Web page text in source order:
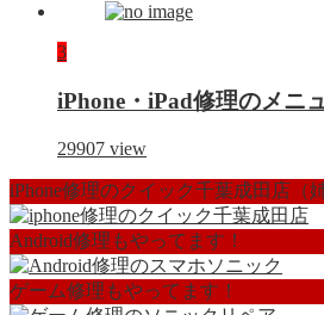
3
iPhone・iPad修理のメニ
29907 view
iPhone修理のクイック千葉成田店（
Android修理もやってます！
ゲーム修理もやってます！